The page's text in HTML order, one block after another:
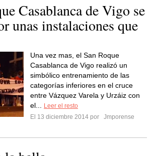
Casablanca de Vigo se
unas instalaciones que
Una vez mas, el San Roque
Casablanca de Vigo realizó un
simbólico entrenamiento de las
categorías inferiores en el cruce
entre Vázquez Varela y Urzáiz con
el...
Leer el resto
El 13 diciembre 2014 por
Jmporense